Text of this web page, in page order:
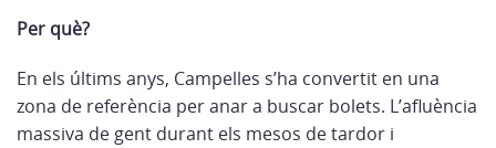
Per què?
En els últims anys, Campelles s’ha convertit en una
zona de referència per anar a buscar bolets. L’afluència
massiva de gent durant els mesos de tardor i